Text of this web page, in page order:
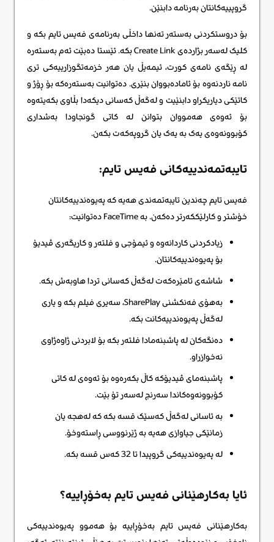
گروپییەکانتان بەرنامە دابنێن.
بۆ دروستکردنی بەستەر تەنها داخڵی بەرنامەی فەیس تایم بکە و
کلیک لەسەر بژاردەی Create Link بکە. ئێستا دەبێت ئەم بەستەرە
لە ڕێگەی نامەی کورت، ئیمەیڵ یان هەر خزمەتگوزارییەکی تری
نامە ناردنەوە بۆ ئامادەبووان بنێری. دەتوانیت بەستەرەکە بۆ ڕۆژ و
کاتێکی دیاریکراو دابنێیت و لەگەڵ کەسانی دیکەدا بڵاوی بکەیتەوە
بۆ ئەوەی هەمووان بتوانن لە کاتی گونجاودا بەشداری
کۆبوونەوەی یەک بە یەک یان گروپەکەت بکەن.
تایبەتمەندییەکانی فەیس تایم:
فەیس تایم چەندین تایبەتمەندی هەیە کە پەیوەندییەکانتان
خۆشتر و کارلێککەرتر دەکەن. بە FaceTime دەتوانیت:
زیادکردنی کاردانەوە و ئیمۆجی و فلتەر و کاریگەری ڤیدیۆ
بۆ پەیوەندییەکانتان.
شاشەی ئامێرەکەت لەگەڵ کەسانی تردا هاوبەش بکە.
بەهۆی فەنکشنی SharePlay، سەیری فیلم بکە و یاری
لەگەڵ پەیوەندییەکانت بکە.
دەنگەکان لە پاشبنەمادا فلتەر بکە بۆ لابردنی ژاوەژاوی
نەخوازراو.
پاشبنەمای ڤیدیۆکە کاڵ بکەرەوە بۆ ئەوەی لە کاتی
کۆبوونەوەکاندا سەرنج لەسەر تۆ بێت.
بە ئاسانی لەگەڵ کەسێک قسە بکە کە لەهجە یان
زمانێکی جیاوازی هەیە بە ژێرنووسی ڕاستەوخۆ.
لە پەیوەندییەکی گروپیدا تا 32 کەس قسە بکە.
ئایا بەکارهێنانی فەیس تایم بەخۆڕاییە؟
بەکارهێنانی فەیس تایم بەخۆڕاییە بۆ هەموو پەیوەندییەکی